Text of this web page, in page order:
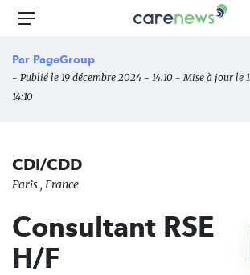
Aller
principal
Carenews,
des
Menu
Par PageGroup
- Publié le 19 décembre 2024 - 14:10 - Mise à jour le
14:10
CDI/CDD
Paris , France
Consultant RSE
H/F